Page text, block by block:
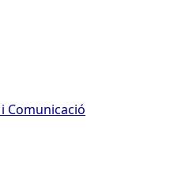
Comunicació